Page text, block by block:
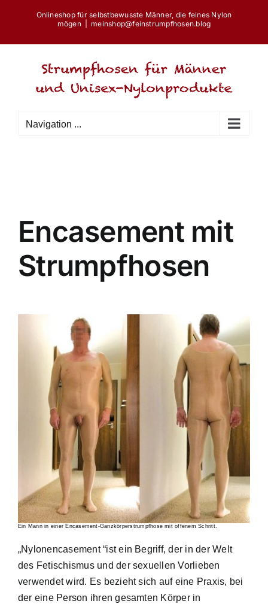
Onlineshop für selbstbewusste Männer, die feines Nylon
mögen
meinshop@feinstrumpfhosen.blog
Navigation ...
Encasement mit
Strumpfhosen
Ein Mann in einer Encasement-Ganzkörperstrumpfhose mit offenem Schritt.
„Nylonencasement “ist ein Begriff, der in der Welt
des Fetischismus und der sexuellen Vorlieben
verwendet wird. Es bezieht sich auf eine Praxis, bei
der eine Person ihren gesamten Körper in